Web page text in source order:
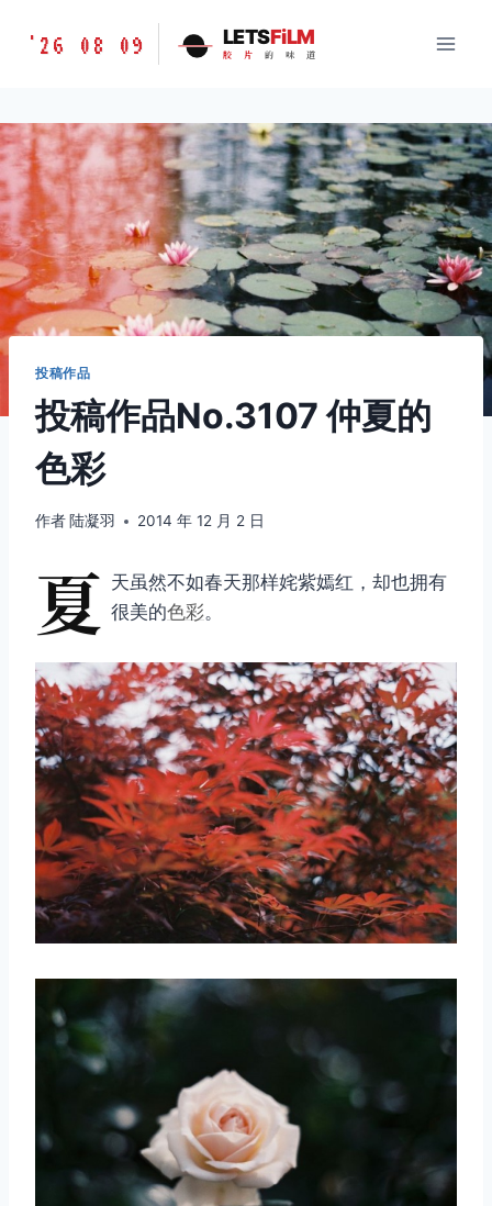
胶
味
道
LETSFILM
'26 08 09 LETSFiLM
胶 片 的 味 道
投稿作品
投稿作品No.3107 仲夏的
色彩
作者 陆凝羽 2014 年 12 月 2 日
夏 天虽然不如春天那样姹紫嫣红，却也拥有
很美的色彩。